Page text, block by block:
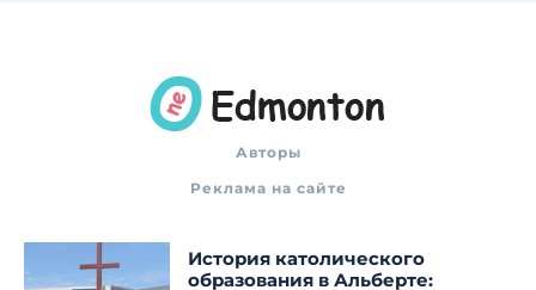
Авторы
Реклама на сайте
История католического
образования в Альберте: